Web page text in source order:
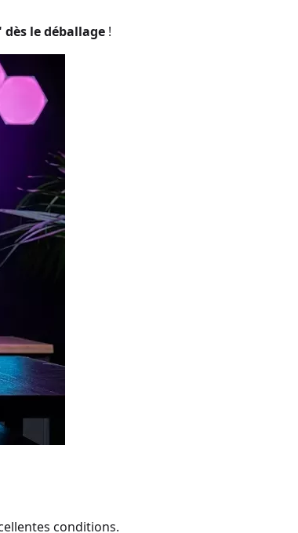
dès le déballage !
conditions.